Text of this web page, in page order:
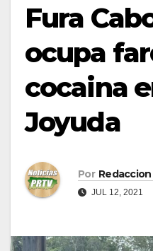
Fura
ocupa
cocaina
Joyuda
Por
JUL 12, 2021